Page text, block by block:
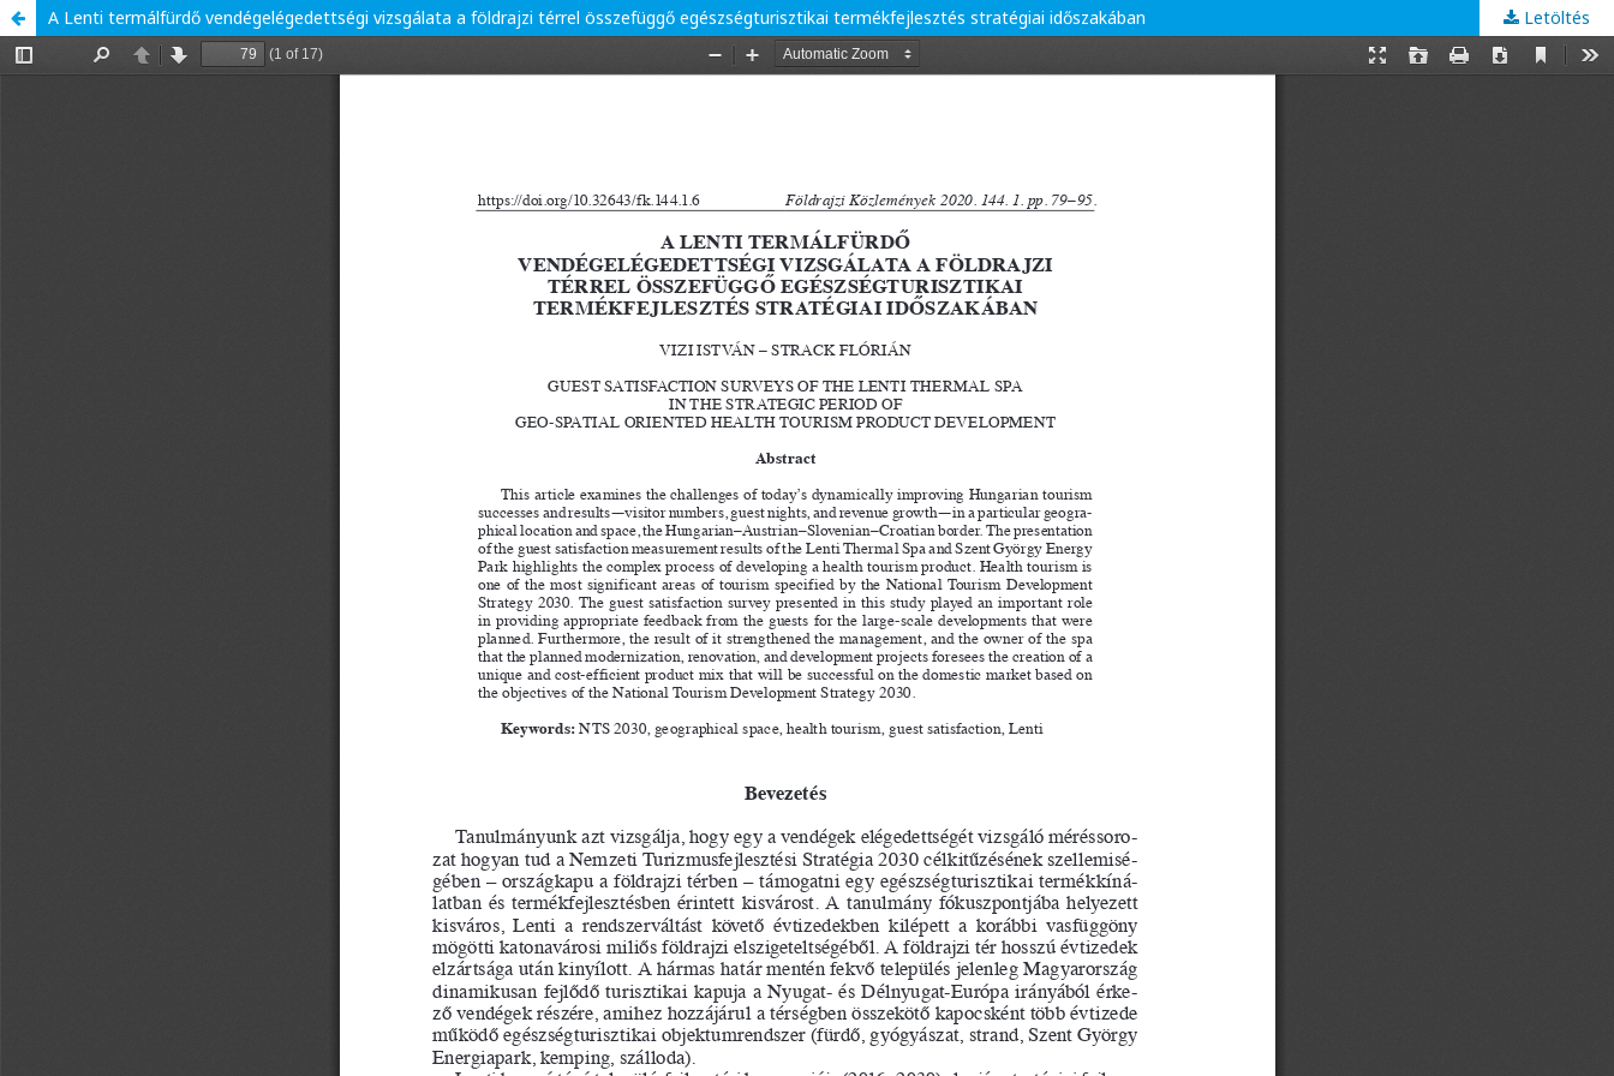
A Lenti termálfürdő vendégelégedettségi vizsgálata a földrajzi térrel összefüggő egészségturisztikai termékfejlesztés stratégiai időszakában Letöltés